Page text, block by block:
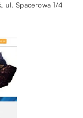
ul. Spacerowa 1/4